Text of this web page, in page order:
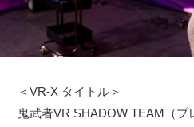
＜VR-X タイトル＞
鬼武者VR SHADOW TEAM（プ